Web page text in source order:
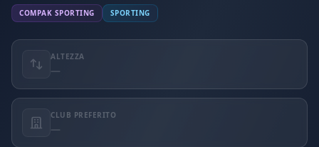
COMPAK SPORTING SPORTING
ALTEZZA
—
CLUB PREFERITO
—